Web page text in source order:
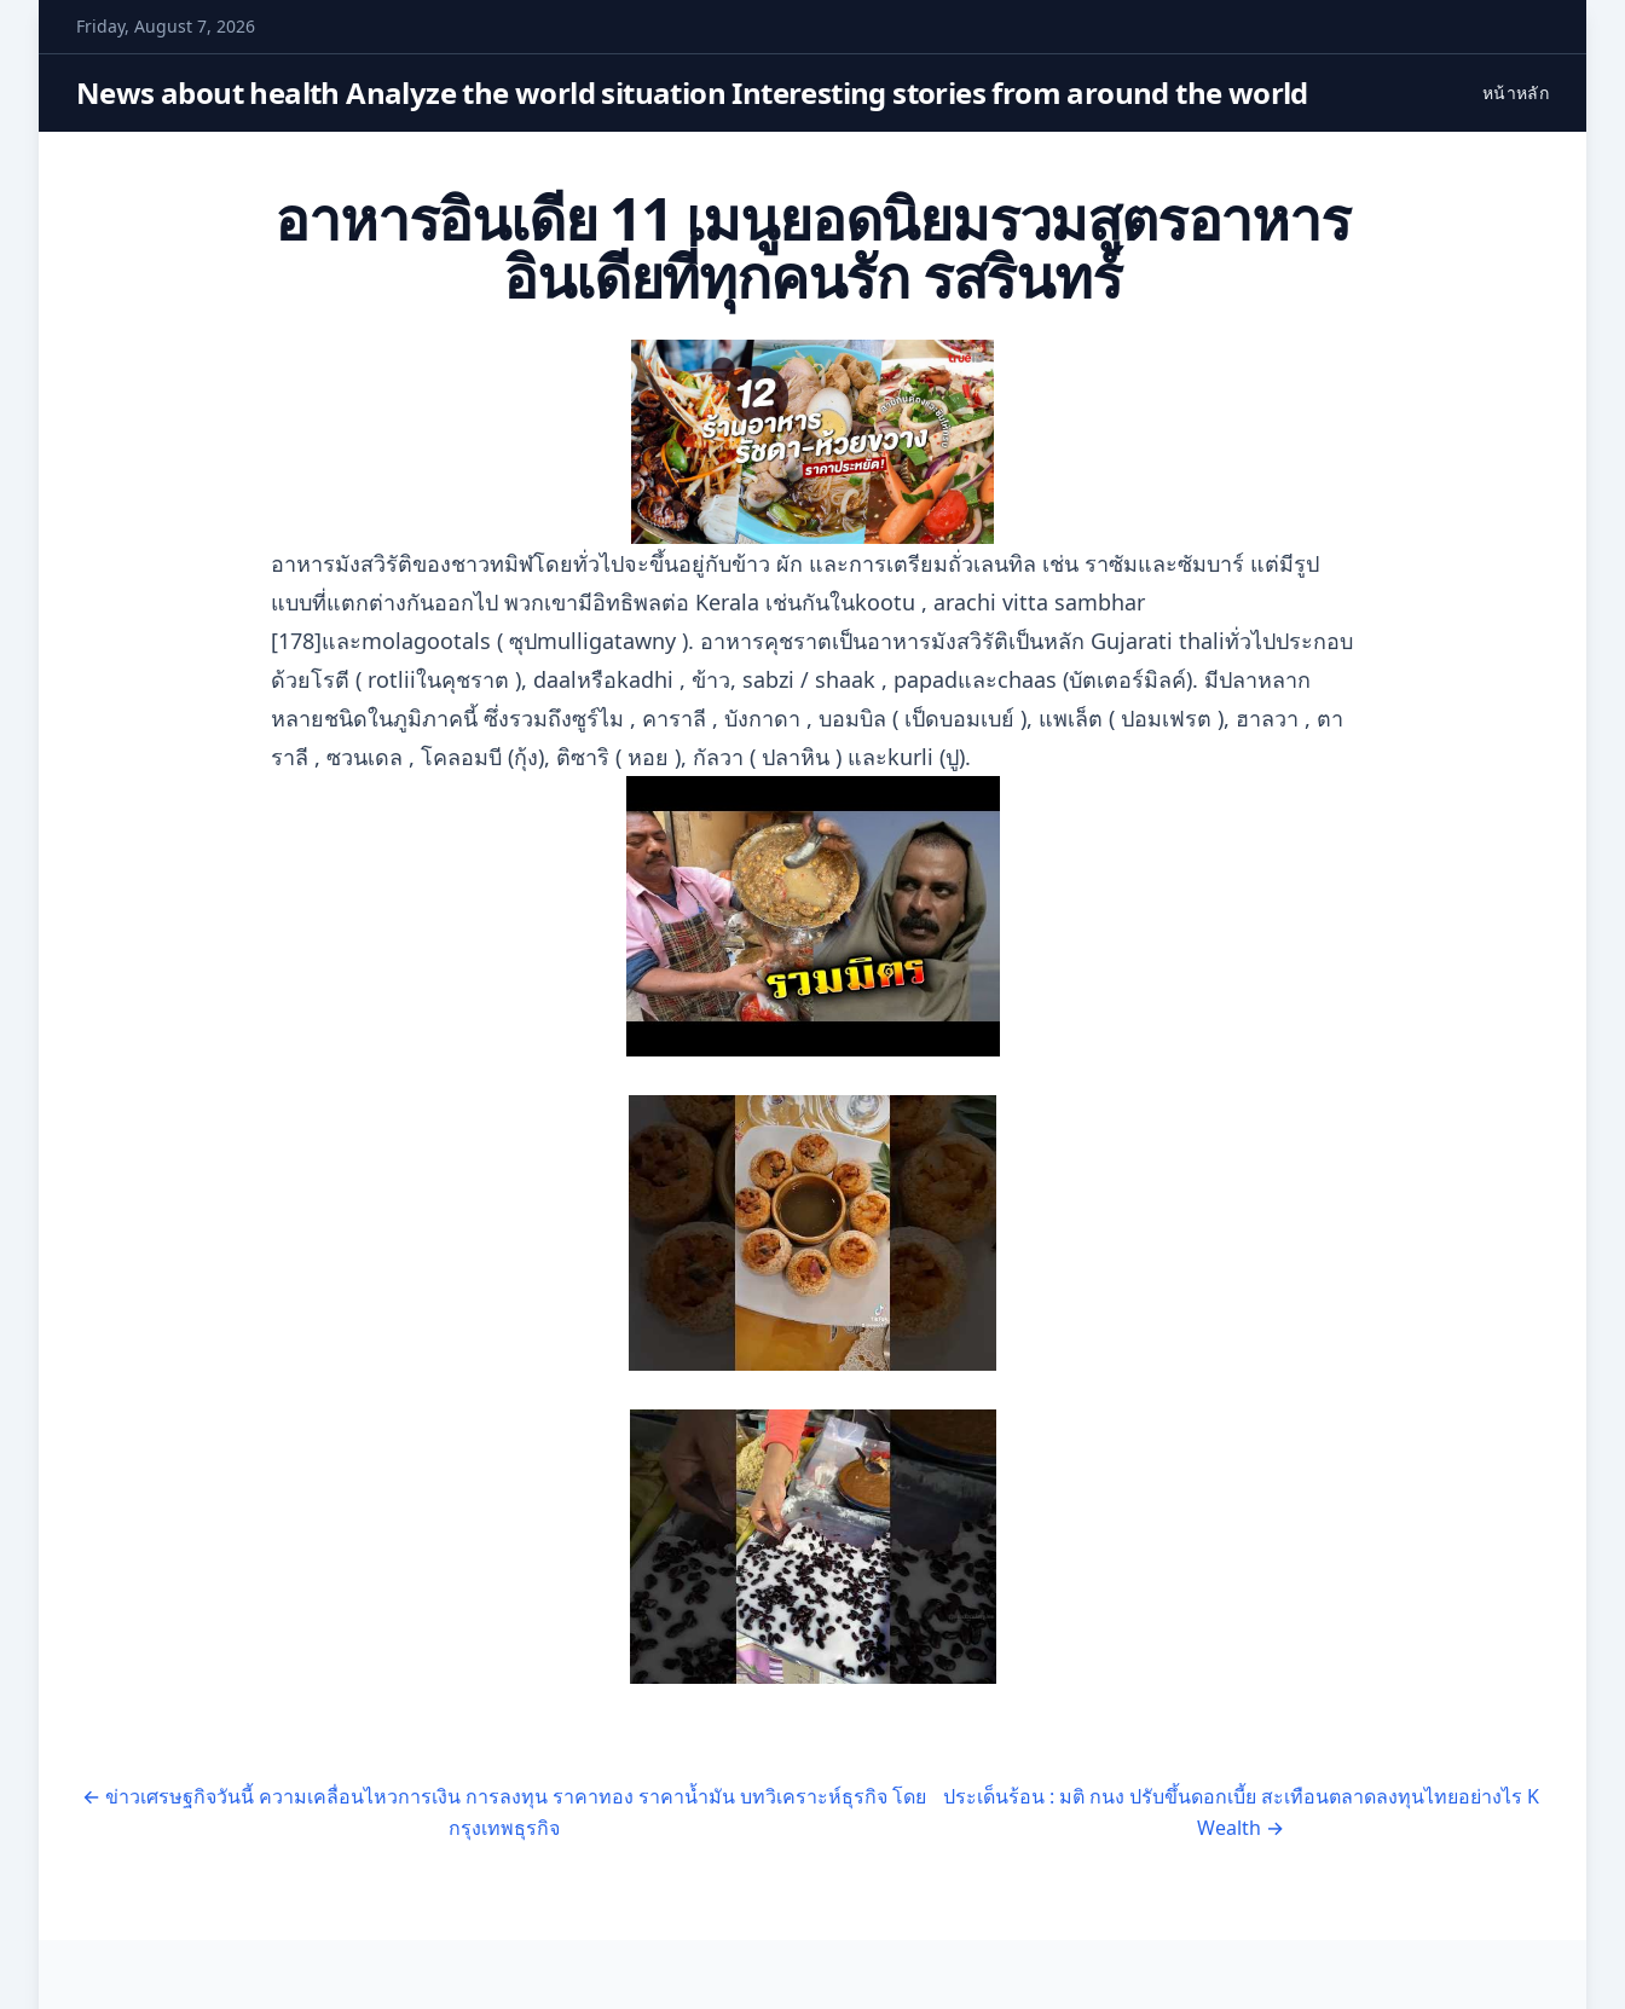
t
Friday, August 7, 2026
News about health Analyze the world situation Interesting stories from around the world หน้าหลัก
อาหารอินเดีย 11 เมนูยอดนิยมรวมสูตรอาหาร
อินเดียที่ทุกคนรัก รสรินทร์
อาหารมังสวิรัติของชาวทมิฬโดยทั่วไปจะขึ้นอยู่กับข้าว ผัก และการเตรียมถั่วเลนทิล เช่น ราซัมและซัมบาร์ แต่มีรูป
แบบที่แตกต่างกันออกไป พวกเขามีอิทธิพลต่อ Kerala เช่นกันในkootu , arachi vitta sambhar
[178]และmolagootals ( ซุปmulligatawny ). อาหารคุชราตเป็นอาหารมังสวิรัติเป็นหลัก Gujarati thaliทั่วไปประกอบ
ด้วยโรตี ( rotliiในคุชราต ), daalหรือkadhi , ข้าว, sabzi / shaak , papadและchaas (บัตเตอร์มิลค์). มีปลาหลาก
หลายชนิดในภูมิภาคนี้ ซึ่งรวมถึงซูร์ไม , คาราลี , บังกาดา , บอมบิล ( เป็ดบอมเบย์ ), แพเล็ต ( ปอมเฟรต ), ฮาลวา , ตา
ราลี , ซวนเดล , โคลอมบี (กุ้ง), ติซาริ ( หอย ), กัลวา ( ปลาหิน ) และkurli (ปู).
← ข่าวเศรษฐกิจวันนี้ ความเคลื่อนไหวการเงิน การลงทุน ราคาทอง ราคาน้ำมัน บทวิเคราะห์ธุรกิจ โดย
กรุงเทพธุรกิจ
ประเด็นร้อน : มติ กนง ปรับขึ้นดอกเบี้ย สะเทือนตลาดลงทุนไทยอย่างไร K
Wealth →